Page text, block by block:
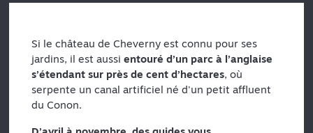
Si le château de Cheverny est connu pour ses
jardins, il est aussientouré d’un parc à l’anglaise
s’étendant sur près de cent d’hectares, où
serpente un canal artificiel né d'un petit affluent
du Conon.